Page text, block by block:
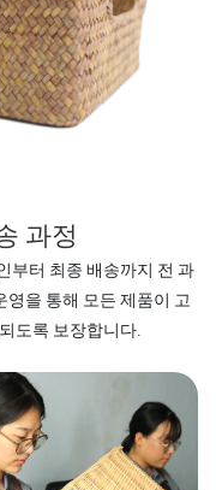
과정
부터 최종 배송까지 전 과
을 통해 모든 제품이 고
도록 보장합니다.